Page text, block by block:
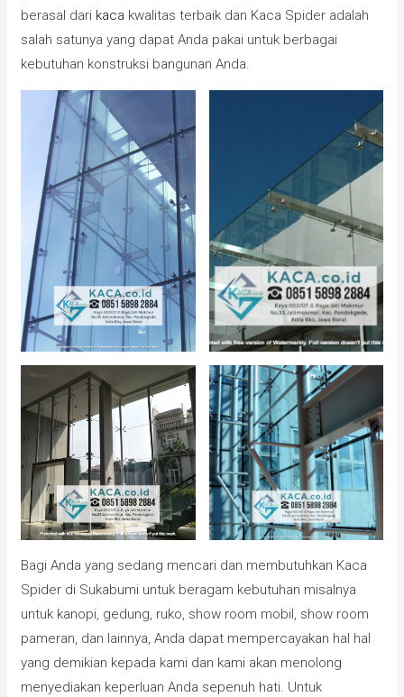
berasal dari kaca kwalitas terbaik dan Kaca Spider adalah
salah satunya yang dapat Anda pakai untuk berbagai
kebutuhan konstruksi bangunan Anda.
Bagi Anda yang sedang mencari dan membutuhkan Kaca
Spider di Sukabumi untuk beragam kebutuhan misalnya
untuk kanopi, gedung, ruko, show room mobil, show room
pameran, dan lainnya, Anda dapat mempercayakan hal hal
yang demikian kepada kami dan kami akan menolong
menyediakan keperluan Anda sepenuh hati. Untuk